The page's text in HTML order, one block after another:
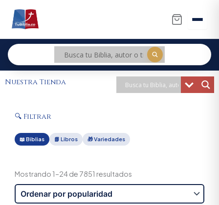
contenido
Nuestra Tienda
🔍 Filtrar
📖 Biblias 📗 Libros 🎁 Variedades
Mostrando 1–24 de 7851 resultados